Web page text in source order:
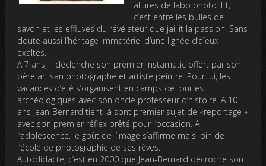
allures de labo photo. Et,
c’est entre les bulles de
savon et les effluves du révélateur que jaillit la passion. Sans
doute aussi l’héritage immatériel d’une lignée d’aïeux
exaltés.
A 7 ans, il déclenche son premier Instamatic offert par son
père artisan photographe et artiste peintre. Pour lui, les
vacances d’été s’organisent en camps de fouilles
archéologiques avec son oncle professeur d’histoire. A 10
ans Jean-Bernard tient là sont premier sujet de «reportage »
avec son premier réflex prêté pour l’occasion. A
l’adolescence, le goût de l’image s’affirme mais loin de
l’école de photographie de ses rêves.
Autodidacte, c’est en 2000 que Jean-Bernard décroche son